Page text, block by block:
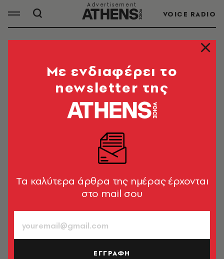
VOICE RADIO
ΜΑΡΙΑ ΣΑΡΑΠΟΒΑ
ΟΛΑ ΤΑ ΑΡΘΡΑ ΤΟΥ TAG
CELEBRITIES
Σαράποβα από τις διακοπές της
στην Ελλάδα (εικόνες)
ΑΘΛΗΤΙΣΜΟΣ
H Μαρία Σαράποβα ανακοίνωσε την
εγκυμοσύνη της
Mε ενδιαφέρει το
newsletter της
Tα καλύτερα άρθρα της ημέρας έρχονται
στο mail σου
ΕΓΓΡΑΦΗ